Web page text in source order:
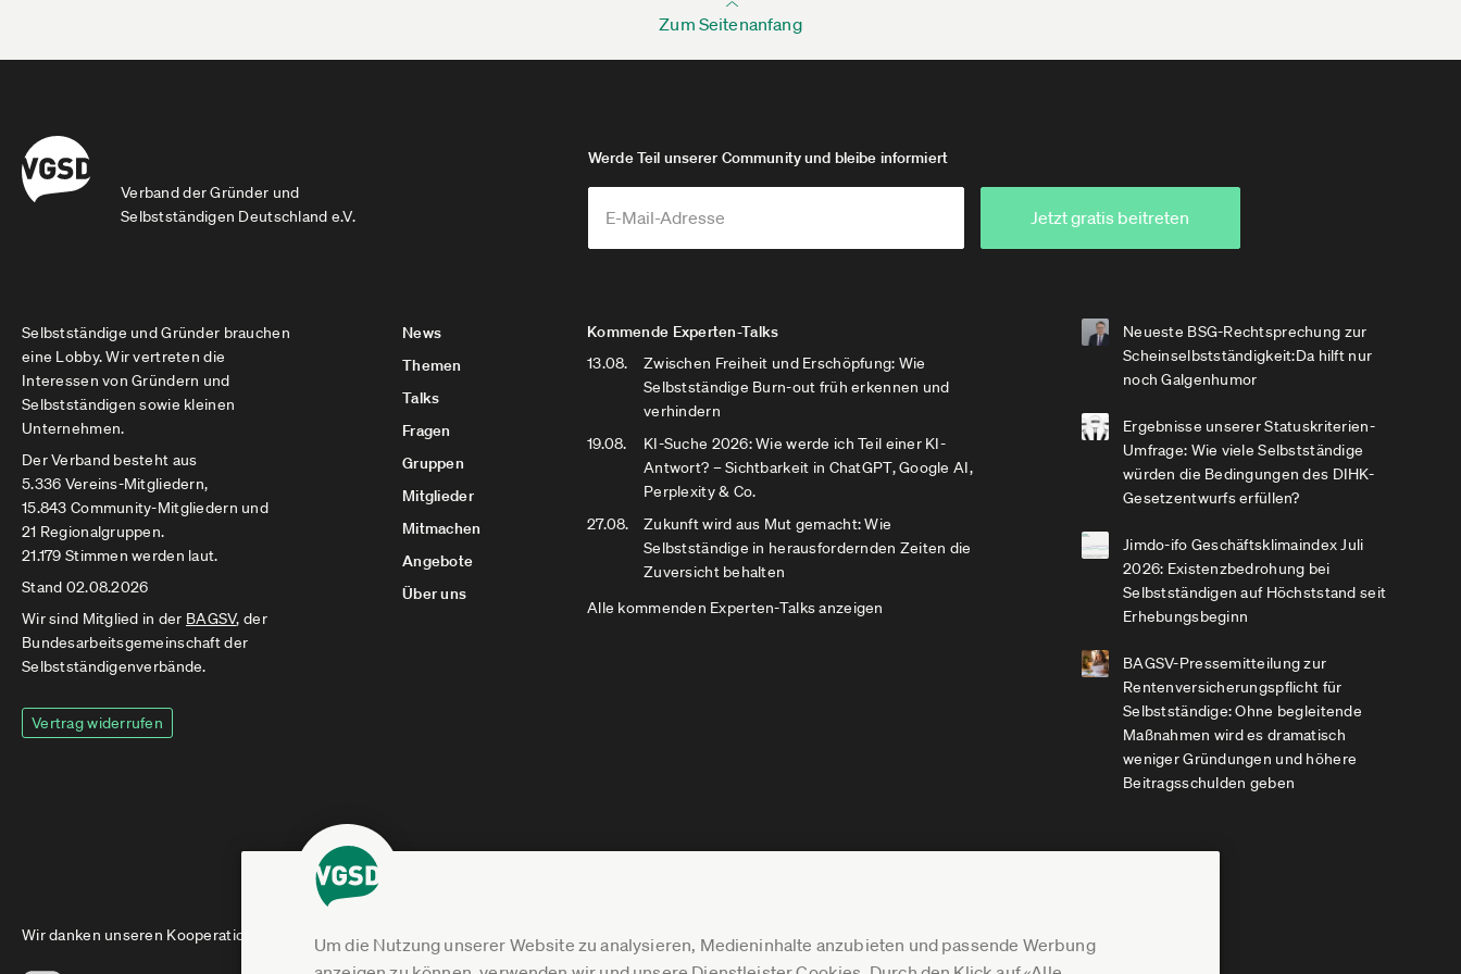
Um die Nutzung unserer Website zu analysieren, Medieninhalte anzubieten und passende Werbung
Zum Seitenanfang
Verband der Gründer und
Selbstständigen Deutschland e.V.
Werde Teil unserer Community und bleibe informiert
Jetzt gratis beitreten
Selbstständige und Gründer brauchen
eine Lobby. Wir vertreten die
Interessen von Gründern und
Selbstständigen sowie kleinen
Unternehmen.
Der Verband besteht aus
5.336 Vereins-Mitgliedern,
15.843 Community-Mitgliedern und
21 Regionalgruppen.
21.179 Stimmen werden laut.
Stand 02.08.2026
Wir sind Mitglied in der BAGSV, der
Bundesarbeitsgemeinschaft der
Selbstständigenverbände.
Vertrag widerrufen
News
Themen
Talks
Fragen
Gruppen
Mitglieder
Mitmachen
Angebote
Über uns
Kommende Experten-Talks
13.08.
Zwischen Freiheit und Erschöpfung: Wie
Selbstständige Burn-out früh erkennen und
verhindern
19.08.
KI-Suche 2026: Wie werde ich Teil einer KI-
Antwort? – Sichtbarkeit in ChatGPT, Google AI,
Perplexity & Co.
27.08.
Zukunft wird aus Mut gemacht: Wie
Selbstständige in herausfordernden Zeiten die
Zuversicht behalten
Alle kommenden Experten-Talks anzeigen
Neueste BSG-Rechtsprechung zur
Scheinselbstständigkeit:Da hilft nur
noch Galgenhumor
Ergebnisse unserer Statuskriterien-
Umfrage: Wie viele Selbstständige
würden die Bedingungen des DIHK-
Gesetzentwurfs erfüllen?
Jimdo-ifo Geschäftsklimaindex Juli
2026: Existenzbedrohung bei
Selbstständigen auf Höchststand seit
Erhebungsbeginn
BAGSV-Pressemitteilung zur
Rentenversicherungspflicht für
Selbstständige: Ohne begleitende
Maßnahmen wird es dramatisch
weniger Gründungen und höhere
Beitragsschulden geben
Wir danken unseren Kooperationspartnern